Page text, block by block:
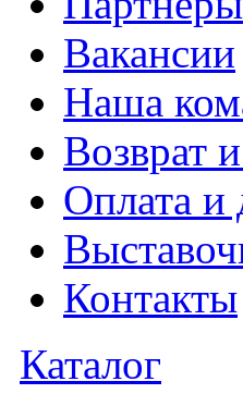
Вакансии
Наша
Возврат
Оплата и
Контакты
Каталог